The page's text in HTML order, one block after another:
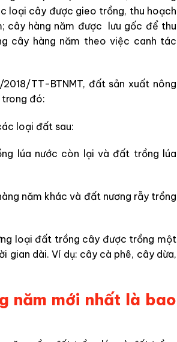
loại cây được gieo trồng, thu hoạch
cây hàng năm được lưu gốc để thu
cây hàng năm theo việc canh tác
TT-BTNMT, đất sản xuất nông
đó:
loại đất sau:
lúa nước còn lại và đất trồng lúa
năm khác và đất nương rẫy trồng
loại đất trồng cây được trồng một
gian dài. Ví dụ: cây cà phê, cây dừa,
năm mới nhất là bao